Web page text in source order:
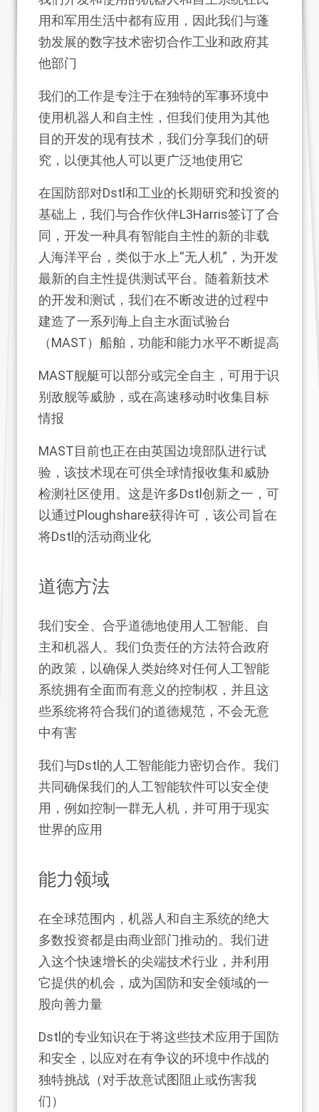
用和军用生活中都有应用，因此我们与蓬
勃发展的数字技术密切合作工业和政府其
他部门
我们的工作是专注于在独特的军事环境中
使用机器人和自主性，但我们使用为其他
目的开发的现有技术，我们分享我们的研
究，以便其他人可以更广泛地使用它
在国防部对Dstl和工业的长期研究和投资的
基础上，我们与合作伙伴L3Harris签订了合
同，开发一种具有智能自主性的新的非载
人海洋平台，类似于水上“无人机”，为开发
最新的自主性提供测试平台。随着新技术
的开发和测试，我们在不断改进的过程中
建造了一系列海上自主水面试验台
（MAST）船舶，功能和能力水平不断提高
MAST舰艇可以部分或完全自主，可用于识
别敌舰等威胁，或在高速移动时收集目标
情报
MAST目前也正在由英国边境部队进行试
验，该技术现在可供全球情报收集和威胁
检测社区使用。这是许多Dstl创新之一，可
以通过Ploughshare获得许可，该公司旨在
将Dstl的活动商业化
道德方法
我们安全、合乎道德地使用人工智能、自
主和机器人。我们负责任的方法符合政府
的政策，以确保人类始终对任何人工智能
系统拥有全面而有意义的控制权，并且这
些系统将符合我们的道德规范，不会无意
中有害
我们与Dstl的人工智能能力密切合作。我们
共同确保我们的人工智能软件可以安全使
用，例如控制一群无人机，并可用于现实
世界的应用
能力领域
在全球范围内，机器人和自主系统的绝大
多数投资都是由商业部门推动的。我们进
入这个快速增长的尖端技术行业，并利用
它提供的机会，成为国防和安全领域的一
股向善力量
Dstl的专业知识在于将这些技术应用于国防
和安全，以应对在有争议的环境中作战的
独特挑战（对手故意试图阻止或伤害我
们）